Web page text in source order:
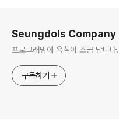
Seungdols Company
프로그래밍에 욕심이 조금 납니다.
구독하기